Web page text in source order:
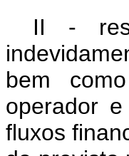
II -
bem
operador
fluxos